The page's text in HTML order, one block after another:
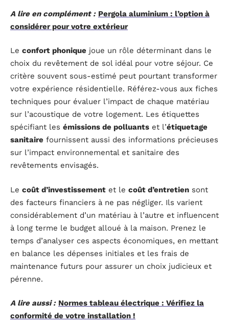
A lire en complément : Pergola aluminium : l’option à
considérer pour votre extérieur
Le confort phonique joue un rôle déterminant dans le
choix du revêtement de sol idéal pour votre séjour. Ce
critère souvent sous-estimé peut pourtant transformer
votre expérience résidentielle. Référez-vous aux fiches
techniques pour évaluer l’impact de chaque matériau
sur l’acoustique de votre logement. Les étiquettes
spécifiant les émissions de polluants et l’étiquetage
sanitaire fournissent aussi des informations précieuses
sur l’impact environnemental et sanitaire des
revêtements envisagés.
Le coût d’investissement et le coût d’entretien sont
des facteurs financiers à ne pas négliger. Ils varient
considérablement d’un matériau à l’autre et influencent
à long terme le budget alloué à la maison. Prenez le
temps d’analyser ces aspects économiques, en mettant
en balance les dépenses initiales et les frais de
maintenance futurs pour assurer un choix judicieux et
pérenne.
A lire aussi : Normes tableau électrique : Vérifiez la
conformité de votre installation !